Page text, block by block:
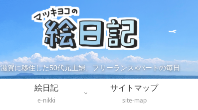
滋賀に移住した50代元主婦、フリーランス×パートの毎日
絵日記
e-nikki
サイトマップ
site-map